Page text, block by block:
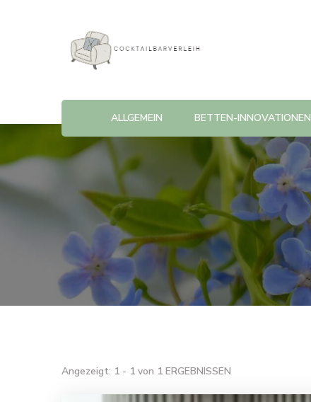
Cocktailbarverleih
ALLGEMEIN BETTEN-INNOVATIONEN
Angezeigt: 1 - 1 von 1 ERGEBNISSEN